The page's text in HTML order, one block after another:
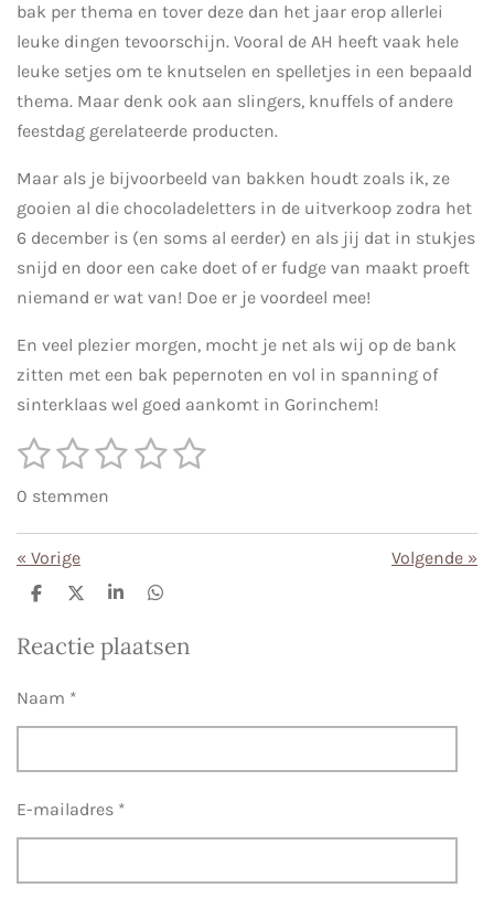
bak per thema en tover deze dan het jaar erop allerlei
leuke dingen tevoorschijn. Vooral de AH heeft vaak hele
leuke setjes om te knutselen en spelletjes in een bepaald
thema. Maar denk ook aan slingers, knuffels of andere
feestdag gerelateerde producten.
Maar als je bijvoorbeeld van bakken houdt zoals ik, ze
gooien al die chocoladeletters in de uitverkoop zodra het
6 december is (en soms al eerder) en als jij dat in stukjes
snijd en door een cake doet of er fudge van maakt proeft
niemand er wat van! Doe er je voordeel mee!
En veel plezier morgen, mocht je net als wij op de bank
zitten met een bak pepernoten en vol in spanning of
sinterklaas wel goed aankomt in Gorinchem!
R
i
n
0
s
r
r
e
1
s
t
e
2
s
t
e
e
n
3
s
t
e
4
t
e
5
t
e
S
m
0 stemmen
« Vorige Volgende »
D
e
D
e
l
S
a
r
D
e
Reactie plaatsen
Naam *
E-mailadres *